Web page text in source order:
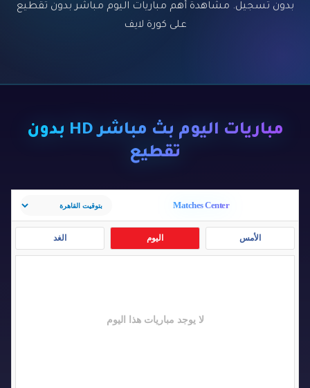
بدون تسجيل. مشاهدة أهم مباريات اليوم مباشر بدون تقطيع
على كورة لايف
مباريات اليوم بث مباشر HD بدون
تقطيع
Matches Center
الأمس اليوم الغد
لا يوجد مباريات هذا اليوم